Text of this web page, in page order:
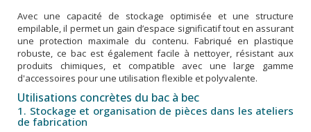
Avec une capacité de stockage optimisée et une structure
empilable, il permet un gain d’espace significatif tout en assurant
une protection maximale du contenu. Fabriqué en plastique
robuste, ce bac est également facile à nettoyer, résistant aux
produits chimiques, et compatible avec une large gamme
d'accessoires pour une utilisation flexible et polyvalente.
Utilisations concrètes du bac à bec
1. Stockage et organisation de pièces dans les ateliers
de fabrication